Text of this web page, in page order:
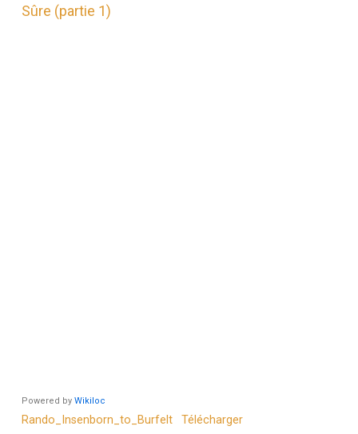
Sûre (partie 1)
Powered by Wikiloc
Rando_Insenborn_to_Burfelt Télécharger